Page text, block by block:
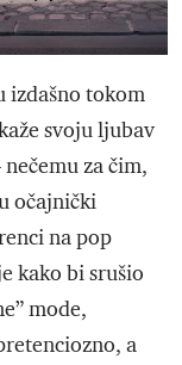
izdašno tokom
svoju ljubav
za čim,
očajnički
na pop
kako bi srušio
mode,
a